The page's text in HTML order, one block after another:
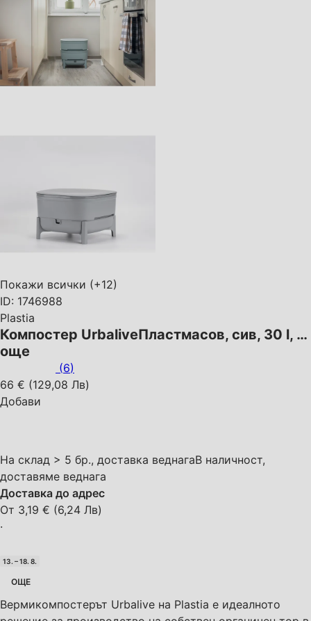
Покажи всички (+12)
ID: 1746988
Plastia
Компостер UrbaliveПластмасов, сив, 30 l, …
още
(6)
66 € (129,08 Лв)
Добави
На склад > 5 бр., доставка веднагаВ наличност,
доставяме веднага
Доставка до адрес
От 3,19 € (6,24 Лв)
·
13. – 18. 8.
ОЩЕ
Вермикомпостерът Urbalive на Plastia е идеалното